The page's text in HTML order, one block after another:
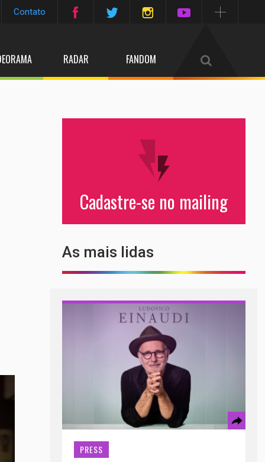
Contato
RADAR FANDOM
Cadastre-se no mailing
As mais lidas
PRESS